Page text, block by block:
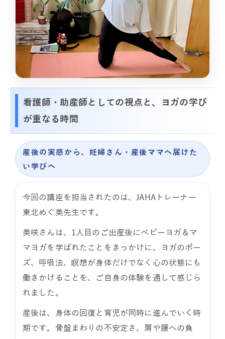
看護師・助産師としての視点と、ヨガの学び
が重なる時間
産後の実感から、妊婦さん・産後ママへ届けた
い学びへ
今回の講座を担当されたのは、JAHAトレーナー
東北めぐ美先生です。
美咲さんは、1人目のご出産後にベビーヨガ＆マ
マヨガを学ばれたことをきっかけに、ヨガのポー
ズ、呼吸法、瞑想が身体だけでなく心の状態にも
働きかけることを、ご自身の体験を通して感じら
れました。
産後は、身体の回復と育児が同時に進んでいく時
期です。骨盤まわりの不安定さ、肩や腰への負